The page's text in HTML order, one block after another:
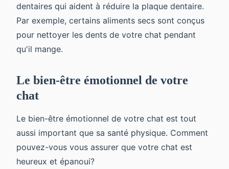
dentaires qui aident à réduire la plaque dentaire.
Par exemple, certains aliments secs sont conçus
pour nettoyer les dents de votre chat pendant
qu'il mange.
Le bien-être émotionnel de votre
chat
Le bien-être émotionnel de votre chat est tout
aussi important que sa santé physique. Comment
pouvez-vous vous assurer que votre chat est
heureux et épanoui?